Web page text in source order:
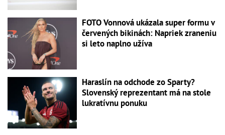
FOTO Vonnová ukázala super formu v
červených bikinách: Napriek zraneniu
si leto naplno užíva
Haraslín na odchode zo Sparty?
Slovenský reprezentant má na stole
lukratívnu ponuku